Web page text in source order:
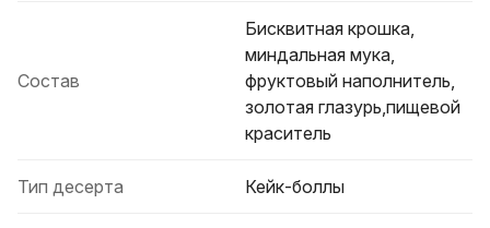
Состав
Бисквитная крошка,
миндальная мука,
фруктовый наполнитель,
золотая глазурь,пищевой
краситель
Тип десерта Кейк-боллы